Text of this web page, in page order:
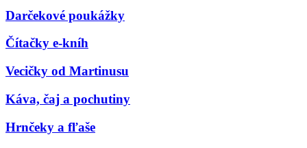
Darčekové poukážky
Čítačky e-kníh
Vecičky od Martinusu
Káva, čaj a pochutiny
Hrnčeky a fľaše